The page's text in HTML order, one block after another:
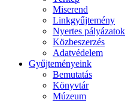
Miserend
Linkgyűjtemény
Nyertes pályázatok
Közbeszerzés
Adatvédelem
Gyűjteményeink
Bemutatás
Könyvtár
Múzeum